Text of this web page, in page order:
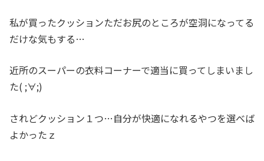
私が買ったクッションただお尻のところが空洞になってる
だけな気もする…
近所のスーパーの衣料コーナーで適当に買ってしまいまし
た( ;∀;)
されどクッション１つ…自分が快適になれるやつを選べば
よかったｚ